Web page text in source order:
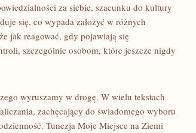
za siebie, szacunku do kultury
się, co wypada założyć w różnych
jak reagować, gdy pojawiają się
szczególnie osobom, które jeszcze nigdy
wyruszamy w drogę. W wielu tekstach
zachęcający do świadomego wyboru
Tunezja Moje Miejsce na Ziemi